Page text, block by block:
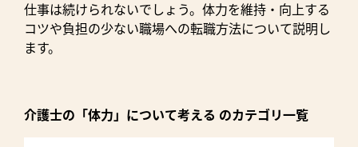
仕事は続けられないでしょう。体力を維持・向上する
コツや負担の少ない職場への転職方法について説明し
ます。
介護士の「体力」について考える のカテゴリ一覧